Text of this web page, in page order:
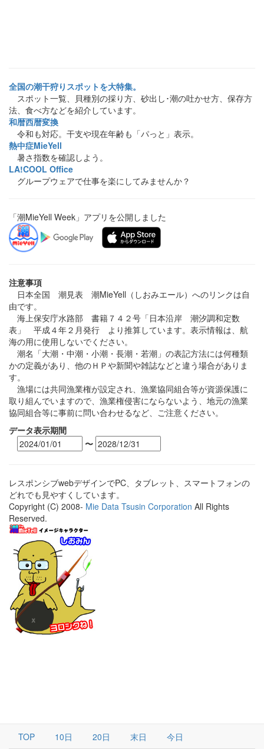
全国の潮干狩りスポットを大特集。
スポット一覧、貝種別の採り方、砂出し･潮の吐かせ方、保存方
法、食べ方などを紹介しています。
和暦西暦変換
令和も対応。干支や現在年齢も「パっと」表示。
熱中症MieYell
暑さ指数を確認しよう。
LA!COOL Office
グループウェアで仕事を楽にしてみませんか？
「潮MieYell Week」アプリを公開しました
注意事項
日本全国 潮見表 潮MieYell（しおみエール）へのリンクは自
由です。
海上保安庁水路部 書籍７４２号「日本沿岸 潮汐調和定数
表」 平成４年２月発行 より推算しています。表示情報は、航
海の用に使用しないでください。
潮名「大潮・中潮・小潮・長潮・若潮」の表記方法には何種類
かの定義があり、他のＨＰや新聞や雑誌などと違う場合がありま
す。
漁場には共同漁業権が設定され、漁業協同組合等が資源保護に
取り組んでいますので、漁業権侵害にならないよう、地元の漁業
協同組合等に事前に問い合わせるなど、ご注意ください。
データ表示期間
〜
レスポンシブwebデザインでPC、タブレット、スマートフォンの
どれでも見やすくしています。
Copyright (C) 2008- Mie Data Tsusin Corporation All Rights
Reserved.
TOP 10日 20日 末日 今日